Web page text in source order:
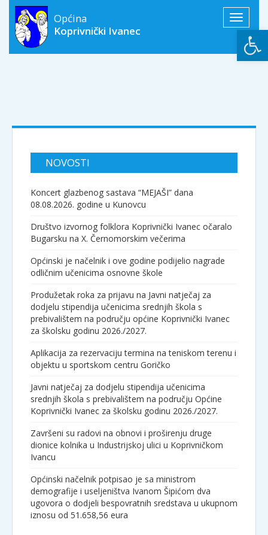
Toggle
Općina
Koprivnički Ivanec
NOVOSTI
Koncert glazbenog sastava “MEJAŠI” dana
08.08.2026. godine u Kunovcu
Društvo izvornog folklora Koprivnički Ivanec očaralo
Bugarsku na X. Černomorskim večerima
Općinski je načelnik i ove godine podijelio nagrade
odličnim učenicima osnovne škole
Produžetak roka za prijavu na Javni natječaj za
dodjelu stipendija učenicima srednjih škola s
prebivalištem na području općine Koprivnički Ivanec
za školsku godinu 2026./2027.
Aplikacija za rezervaciju termina na teniskom terenu i
objektu u sportskom centru Goričko
Javni natječaj za dodjelu stipendija učenicima
srednjih škola s prebivalištem na području Općine
Koprivnički Ivanec za školsku godinu 2026./2027.
Završeni su radovi na obnovi i proširenju druge
dionice kolnika u Industrijskoj ulici u Koprivničkom
Ivancu
Općinski načelnik potpisao je sa ministrom
demografije i useljeništva Ivanom Šipićom dva
ugovora o dodjeli bespovratnih sredstava u ukupnom
iznosu od 51.658,56 eura